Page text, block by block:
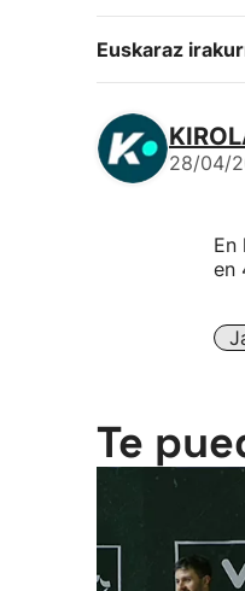
Euskaraz
28/04/
En
en
Te